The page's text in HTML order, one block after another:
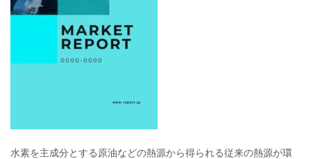
水素を主成分とする原油などの熱源から得られる従来の熱源が環